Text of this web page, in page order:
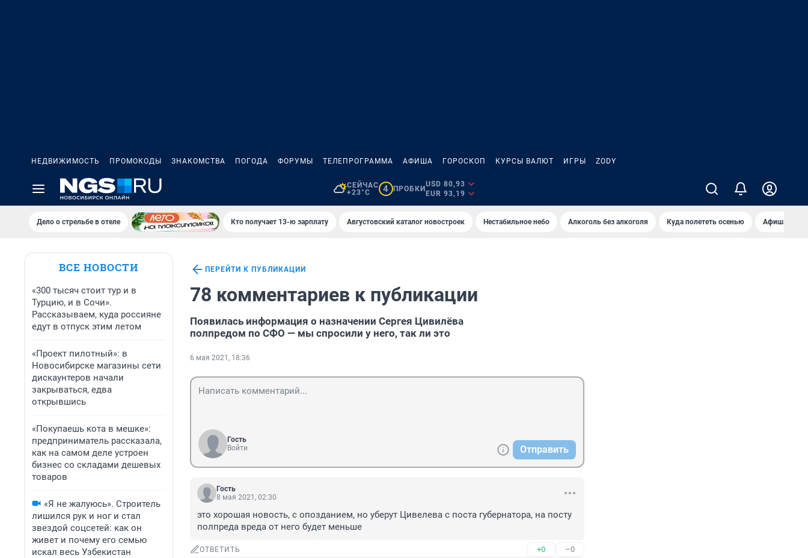
НЕДВИЖИМОСТЬ ПРОМОКОДЫ ЗНАКОМСТВА ПОГОДА ФОРУМЫ ТЕЛЕПРОГРАММА АФИША ГОРОСКОП КУРСЫ ВАЛЮТ ИГРЫ ZODY
СЕЙЧАС
+23°C
4 ПРОБКИ
USD 80,93
EUR 93,19
Дело о стрельбе в отеле Кто получает 13-ю зарплату Августовский каталог новостроек Нестабильное небо Алкоголь без алкоголя Куда полететь осенью Афиша на
ВСЕ НОВОСТИ
«300 тысяч стоит тур и в
Турцию, и в Сочи».
Рассказываем, куда россияне
едут в отпуск этим летом
«Проект пилотный»: в
Новосибирске магазины сети
дискаунтеров начали
закрываться, едва
открывшись
«Покупаешь кота в мешке»:
предприниматель рассказала,
как на самом деле устроен
бизнес со складами дешевых
товаров
«Я не жалуюсь». Строитель
лишился рук и ног и стал
звездой соцсетей: как он
живет и почему его семью
искал весь Узбекистан
ПЕРЕЙТИ К ПУБЛИКАЦИИ
78 комментариев к публикации
Появилась информация о назначении Сергея Цивилёва
полпредом по СФО — мы спросили у него, так ли это
6 мая 2021, 18:36
Гость
Войти
Отправить
Гость
8 мая 2021, 02:30
это хорошая новость, с опозданием, но уберут Цивелева с поста губернатора, на посту
полпреда вреда от него будет меньше
ОТВЕТИТЬ +0 –0